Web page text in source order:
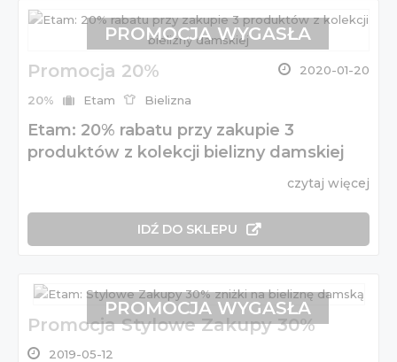
Promocja 20% 2020-01-20
20% Etam Bielizna
Etam: 20% rabatu przy zakupie 3
produktów z kolekcji bielizny damskiej
czytaj więcej
IDŹ DO SKLEPU
PROMOCJA WYGASŁA
Promocja Stylowe Zakupy 30%
2019-05-12
PROMOCJA WYGASŁA